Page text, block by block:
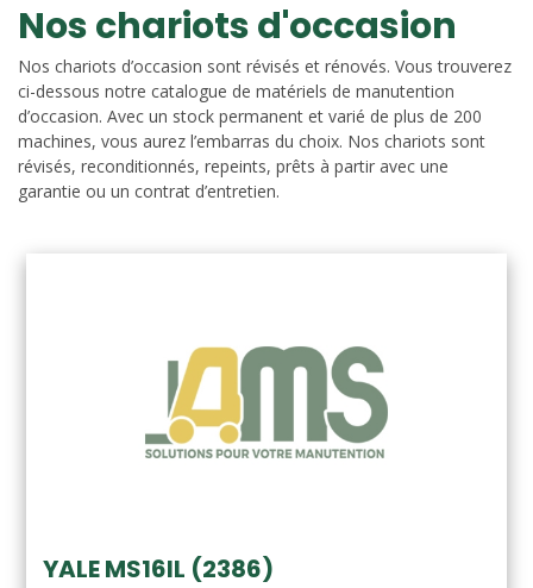
Nos chariots d'occasion
Nos chariots d’occasion sont révisés et rénovés. Vous trouverez
ci-dessous notre catalogue de matériels de manutention
d’occasion. Avec un stock permanent et varié de plus de 200
machines, vous aurez l’embarras du choix. Nos chariots sont
révisés, reconditionnés, repeints, prêts à partir avec une
garantie ou un contrat d’entretien.
YALE MS16IL (2386)